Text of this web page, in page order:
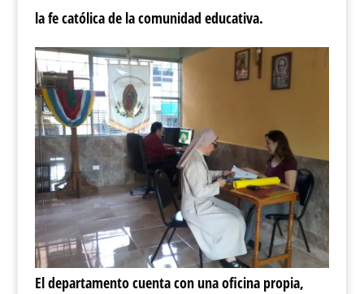
la fe católica de la comunidad educativa.
El departamento cuenta con una oficina propia,